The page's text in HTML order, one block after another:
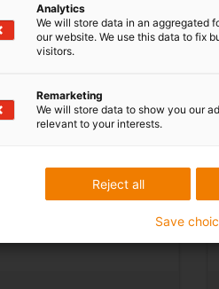
Analytics
We will store data in an aggregated
our website. We use this data to fix
visitors.
Remarketing
We will store data to show you our
relevant to your interests.
Reject all
Save